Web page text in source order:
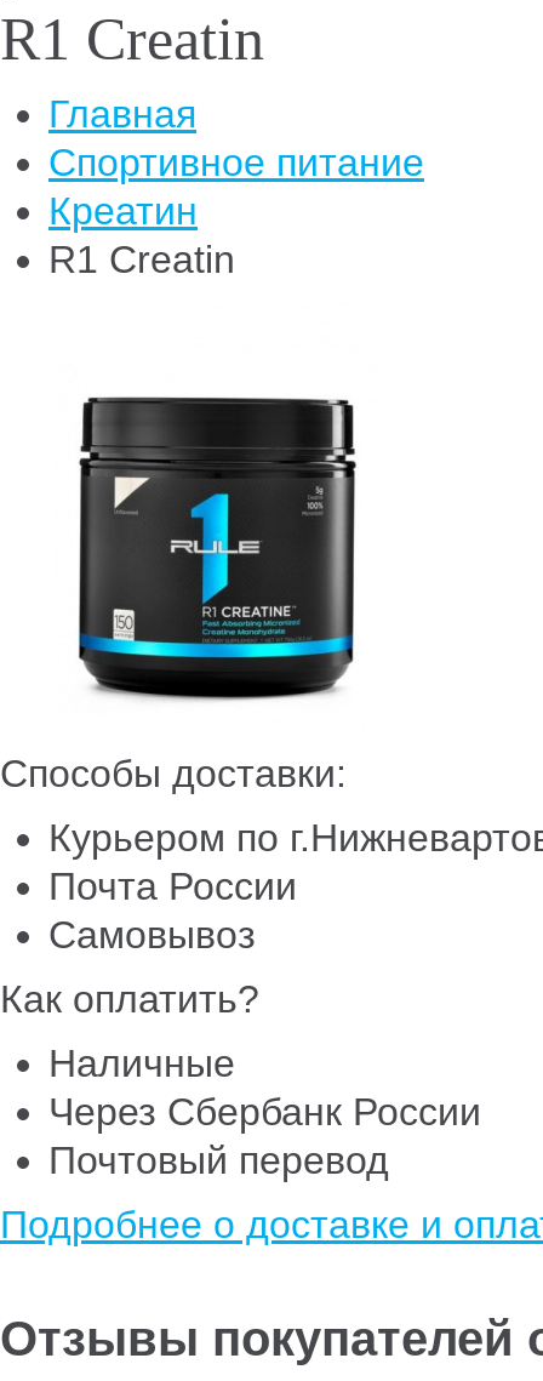
R1 Creatin
Главная
Спортивное питание
Креатин
R1 Creatin
Способы доставки:
Курьером по
Почта России
Самовывоз
Как оплатить?
Наличные
Через Сбербанк России
Почтовый перевод
Подробнее о доставке и
Отзывы покупателей